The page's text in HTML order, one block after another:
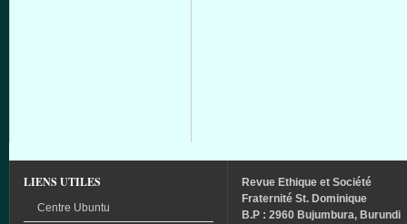
LIENS UTILES
Centre Ubuntu
Revue Ethique et Société
Fraternité St. Dominique
B.P : 2960 Bujumbura, Burundi